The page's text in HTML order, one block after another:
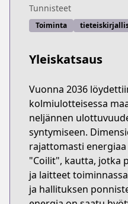
Tunnisteet
Toiminta
Yleiskatsaus
Vuonna 2036
kolmiulotteisessa
neljännen
syntymiseen.
rajattomasti
"Coilit", kautta, jotka
ja laitteet
ja hallituksen